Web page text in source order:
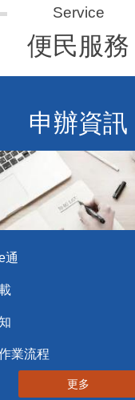
便民服務
申辦資訊
通
業流程
更多